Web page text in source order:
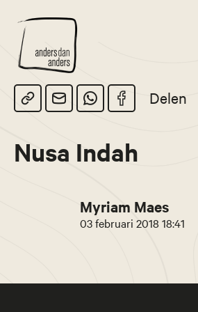
Anders
dan
Anders
Delen
Nusa Indah
Myriam Maes
03 februari 2018 18:41